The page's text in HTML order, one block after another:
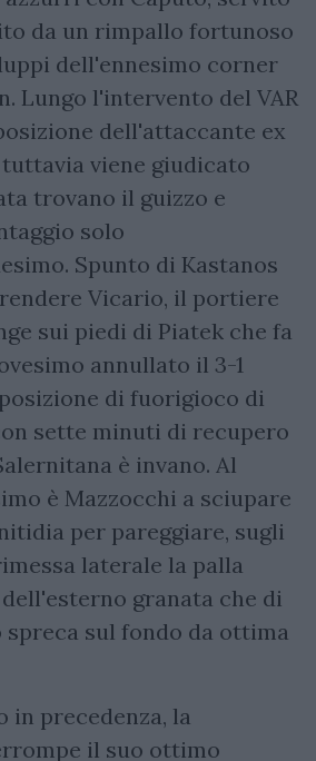
da un rimpallo fortunoso
dell'ennesimo corner
Lungo l'intervento del VAR
dell'attaccante ex
viene giudicato
trovano il guizzo e
solo
Spunto di Kastanos
Vicario, il portiere
sui piedi di Piatek che fa
annullato il 3-1
di fuorigioco di
sette minuti di recupero
è invano. Al
è Mazzocchi a sciupare
per pareggiare, sugli
laterale la palla
granata che di
sul fondo da ottima
in precedenza, la
il suo ottimo